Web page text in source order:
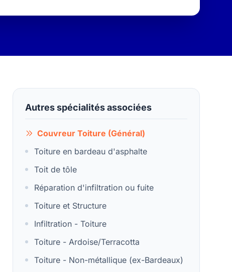
Autres spécialités associées
Couvreur Toiture (Général)
Toiture en bardeau d'asphalte
Toit de tôle
Réparation d'infiltration ou fuite
Toiture et Structure
Infiltration - Toiture
Toiture - Ardoise/Terracotta
Toiture - Non-métallique (ex-Bardeaux)